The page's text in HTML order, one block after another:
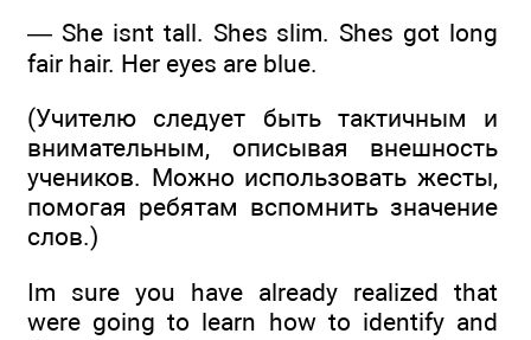
— She isnt tall. Shes slim. Shes got long
fair hair. Her eyes are blue.
(Учителю следует быть тактичным и
внимательным, описывая внешность
учеников. Можно использовать жесты,
помогая ребятам вспомнить значение
слов.)
Im sure you have already realized that
were going to learn how to identify and